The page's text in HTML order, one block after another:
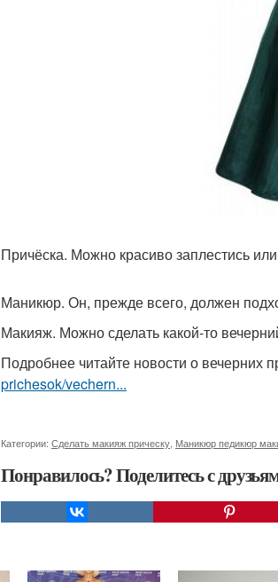
Причёска. Можно красиво заплестись
Маникюр. Он, прежде всего, должен
Макияж. Можно сделать какой-то
Подробнее читайте новости о вечерних
prichesok/vechern...
Категории: Сделать макияж прическу Маникюр педикюр
Понравилось? Поделитесь с